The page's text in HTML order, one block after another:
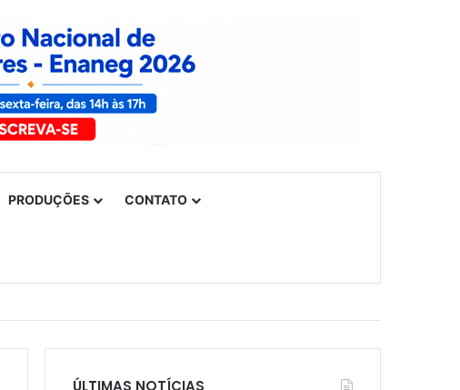
PRODUÇÕES CONTATO
ÚLTIMAS NOTÍCIAS